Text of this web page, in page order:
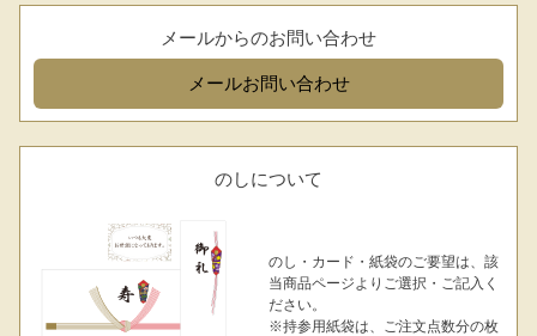
メールからのお問い合わせ
メールお問い合わせ
のしについて
のし・カード・紙袋のご要望は、該
当商品ページよりご選択・ご記入く
ださい。
※持参用紙袋は、ご注文点数分の枚